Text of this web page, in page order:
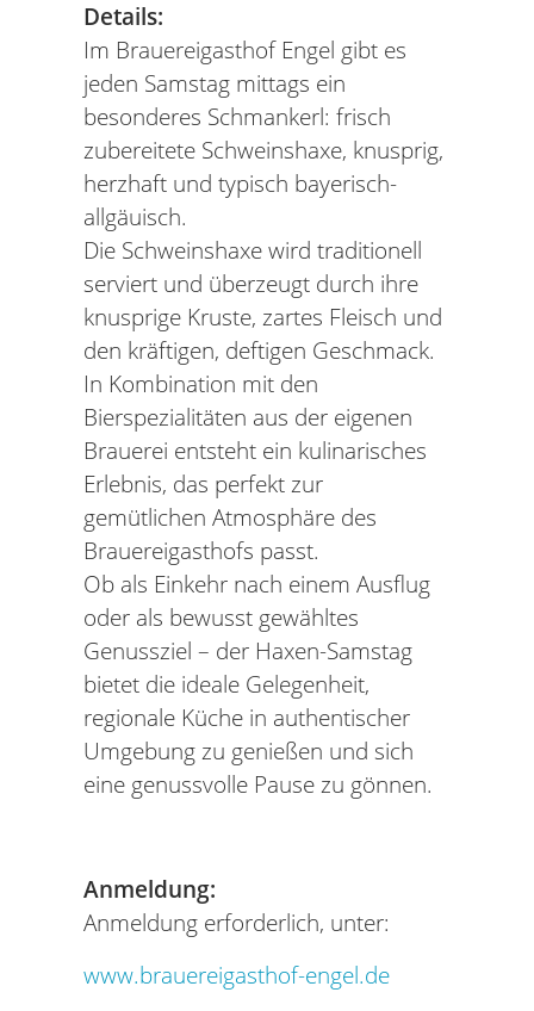
Details:
Im Brauereigasthof Engel gibt es
jeden Samstag mittags ein
besonderes Schmankerl: frisch
zubereitete Schweinshaxe, knusprig,
herzhaft und typisch bayerisch-
allgäuisch.
Die Schweinshaxe wird traditionell
serviert und überzeugt durch ihre
knusprige Kruste, zartes Fleisch und
den kräftigen, deftigen Geschmack.
In Kombination mit den
Bierspezialitäten aus der eigenen
Brauerei entsteht ein kulinarisches
Erlebnis, das perfekt zur
gemütlichen Atmosphäre des
Brauereigasthofs passt.
Ob als Einkehr nach einem Ausflug
oder als bewusst gewähltes
Genussziel – der Haxen-Samstag
bietet die ideale Gelegenheit,
regionale Küche in authentischer
Umgebung zu genießen und sich
eine genussvolle Pause zu gönnen.
Anmeldung:
Anmeldung erforderlich, unter:
www.brauereigasthof-engel.de